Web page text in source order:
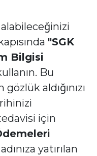
"SGK
Bilgisi
Bu
aldığınızı
için
yatırılan